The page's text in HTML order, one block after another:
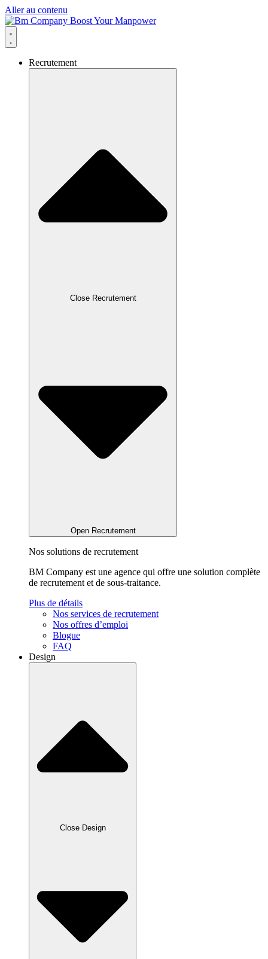
Aller au contenu
Recrutement
Close Recrutement
Open Recrutement
Nos solutions de recrutement
BM Company est une agence qui offre une solution complète
de recrutement et de sous-traitance.
Plus de détails
Nos services de recrutement
Nos offres d’emploi
Blogue
FAQ
Design
Close Design